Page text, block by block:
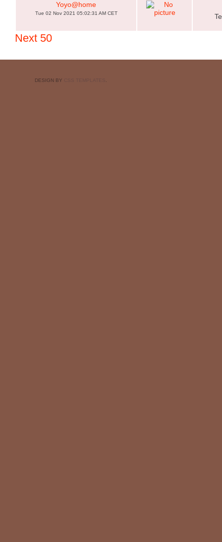
Yoyo@home
Tue 02 Nov 2021 05:02:31 AM CET
Next 50
DESIGN BY CSS TEMPLATES